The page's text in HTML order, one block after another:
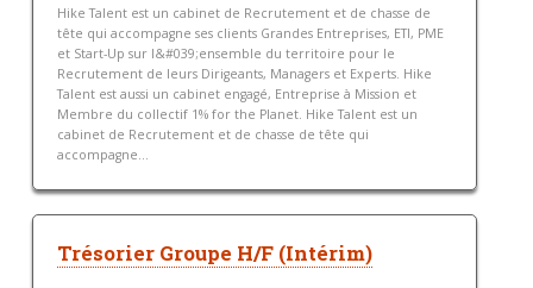
Hike Talent est un cabinet de Recrutement et de chasse de
tête qui accompagne ses clients Grandes Entreprises, ETI, PME
et Start-Up sur l&#039;ensemble du territoire pour le
Recrutement de leurs Dirigeants, Managers et Experts. Hike
Talent est aussi un cabinet engagé, Entreprise à Mission et
Membre du collectif 1% for the Planet. Hike Talent est un
cabinet de Recrutement et de chasse de tête qui
accompagne...
Trésorier Groupe H/F (Intérim)